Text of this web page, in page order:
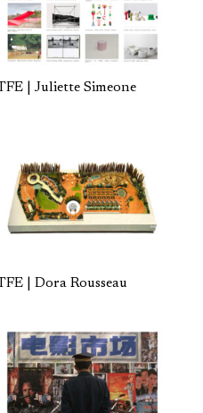
| Juliette Simeone
| Dora Rousseau